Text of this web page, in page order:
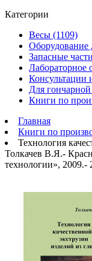
Категории
Весы (1109)
Оборудование
Запасные
Лабораторное
Для
Книги по
Главная
Книги по
Технология
Толкачев В.Я.-
технологии», 2009.-